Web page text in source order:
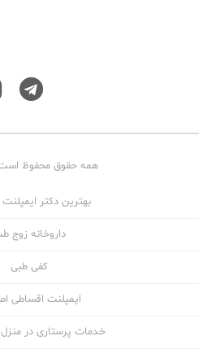
همه حقوق محفوظ است ©
بهترین دکتر
داروخانه زوج
کفی طبی
ایمپلنت اقساطی
خدمات پرستاری در